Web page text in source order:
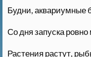
Будни, аквариумные
Со дня запуска
Растения растут,